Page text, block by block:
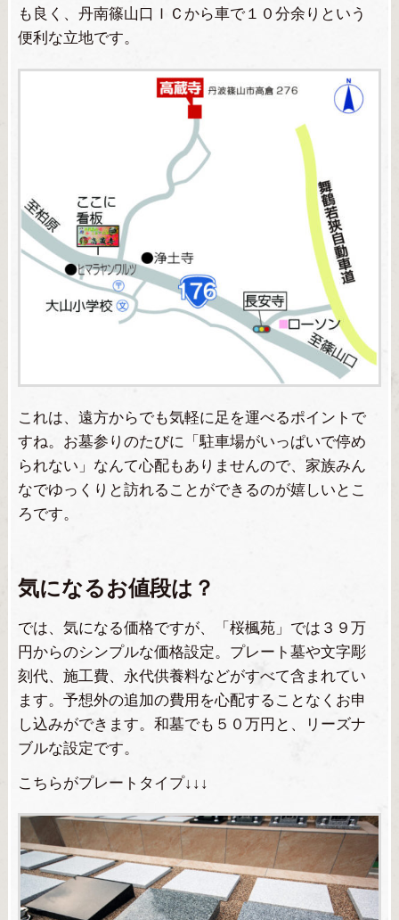
も良く、丹南篠山口ＩＣから車で１０分余りという
便利な立地です。
これは、遠方からでも気軽に足を運べるポイントで
すね。お墓参りのたびに「駐車場がいっぱいで停め
られない」なんて心配もありませんので、家族みん
なでゆっくりと訪れることができるのが嬉しいとこ
ろです。
気になるお値段は？
では、気になる価格ですが、「桜楓苑」では３９万
円からのシンプルな価格設定。プレート墓や文字彫
刻代、施工費、永代供養料などがすべて含まれてい
ます。予想外の追加の費用を心配することなくお申
し込みができます。和墓でも５０万円と、リーズナ
ブルな設定です。
こちらがプレートタイプ↓↓↓